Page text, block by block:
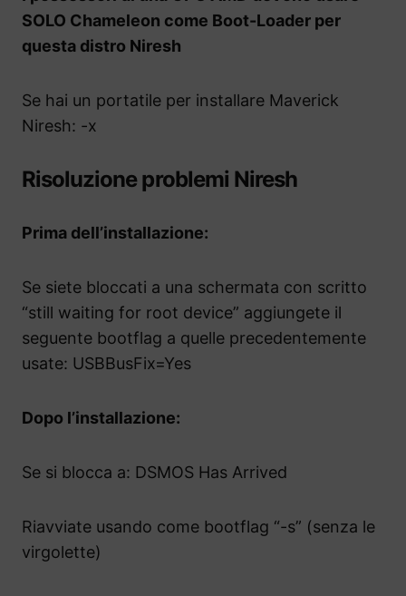
SOLO Chameleon come Boot-Loader per
questa distro Niresh
Se hai un portatile per installare Maverick
Niresh: -x
Risoluzione problemi Niresh
Prima dell’installazione:
Se siete bloccati a una schermata con scritto
“still waiting for root device” aggiungete il
seguente bootflag a quelle precedentemente
usate: USBBusFix=Yes
Dopo l’installazione:
Se si blocca a: DSMOS Has Arrived
Riavviate usando come bootflag “-s” (senza le
virgolette)